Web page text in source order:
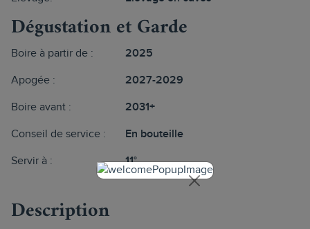
Dégustation et Garde
Boire à partir de : 2025
Apogée : 2027-2029
Boire avant : 2031+
Conseil de service : En bouteille
Servir à : 11°
Description